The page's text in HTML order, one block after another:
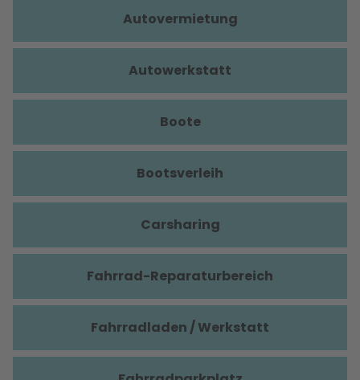
Autovermietung
Autowerkstatt
Boote
Bootsverleih
Carsharing
Fahrrad-Reparaturbereich
Fahrradladen / Werkstatt